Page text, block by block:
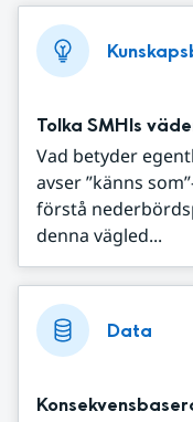
Tolka SMHIs
Vad betyder
avser ”känns
förstå
denna vägled...
Data